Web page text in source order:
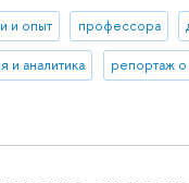
и опыт профессора
и аналитика репортаж